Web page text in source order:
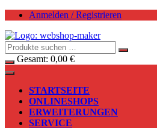
Zum
springen
Anmelden / Registrieren
Gesamt: 0,00 €
STARTSEITE
ONLINESHOPS
ERWEITERUNGEN
SERVICE